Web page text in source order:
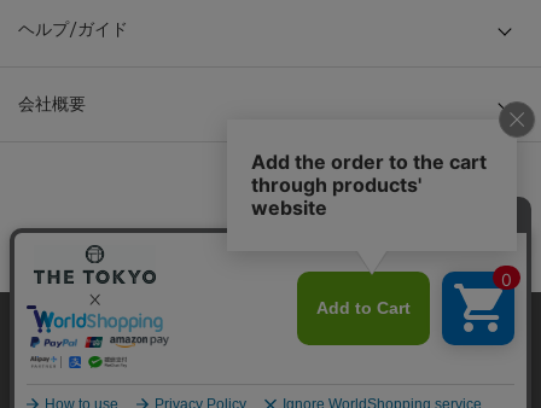
ヘルプ/ガイド
会社概要
© TOKYO BASE CO., LTD
当サイトはクッキー(cookie)を使用します。クッキーはサイト内
の一部の機能および、サイトの使用状況の分析からマーケティ
ング活動に利用することを目的としています。
プライバシーポリシーはこちら